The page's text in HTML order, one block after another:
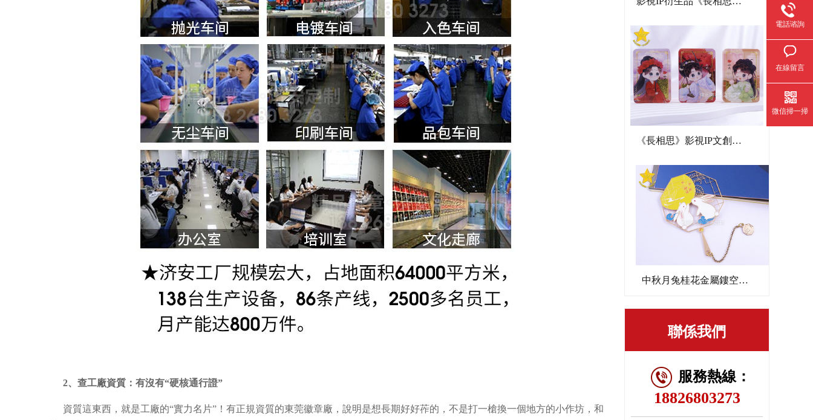
2、查工廠資質：有沒有“硬核通行證”
資質這東西，就是工廠的“實力名片”！有正規資質的東莞徽章廠，說明是想長期好好莋的，不是打一槍換一個地方的小作坊，和
《長相思》影視IP文創亞克力流沙麻將
中秋月兔桂花金屬鏤空書簽文創禮品
聯係我們
服務熱線：
18826803273
電話谘詢
在線留言
微信掃一掃